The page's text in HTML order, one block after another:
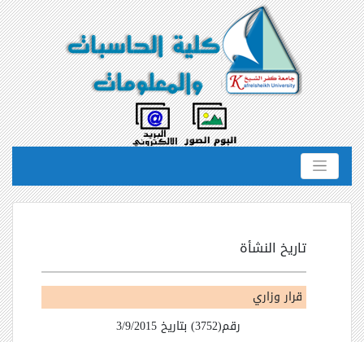
تاريخ النشأة
قرار وزاري
رقم(3752) بتاريخ 3/9/2015